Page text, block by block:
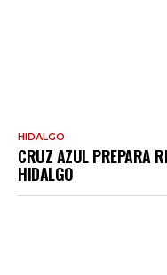
HIDALGO
CRUZ AZUL PREPARA
HIDALGO